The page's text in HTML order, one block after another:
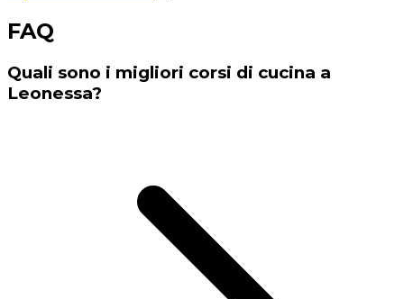
FAQ
Quali sono i migliori corsi di cucina a
Leonessa?